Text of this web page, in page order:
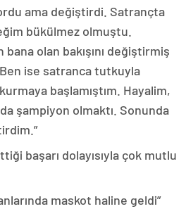
ama değiştirdi. Satrançta
bükülmez olmuştu.
olan bakışını değiştirmiş
Ben ise satranca tutkuyla
başlamıştım. Hayalim,
şampiyon olmaktı. Sonunda
başarı dolayısıyla çok mutlu
maskot haline geldi”